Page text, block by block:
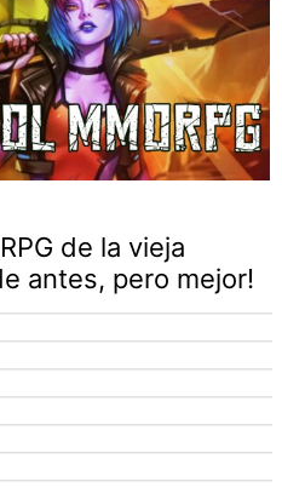
de la vieja
antes, pero mejor!